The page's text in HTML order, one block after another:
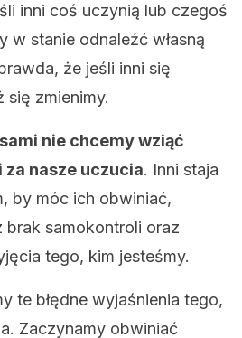
inni coś uczynią lub czegoś
w stanie odnaleźć własną
że jeśli inni się
się zmienimy.
nie chcemy wziąć
nasze uczucia. Inni staja
by móc ich obwiniać,
brak samokontroli oraz
tego, kim jesteśmy.
te błędne wyjaśnienia tego,
Zaczynamy obwiniać